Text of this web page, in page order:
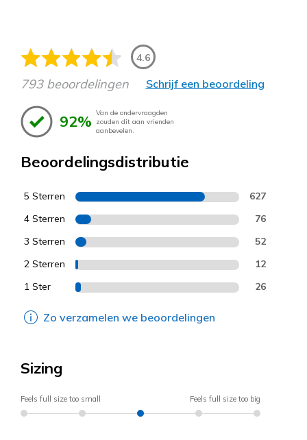
4.6
793 beoordelingen Schrijf een beoordeling
92% Van de ondervraagden
zouden dit aan vrienden
aanbevelen.
Beoordelingsdistributie
5 Sterren 627
4 Sterren 76
3 Sterren 52
2 Sterren 12
1 Ster 26
Zo verzamelen we beoordelingen
Sizing
Feels full size too small Feels full size too big